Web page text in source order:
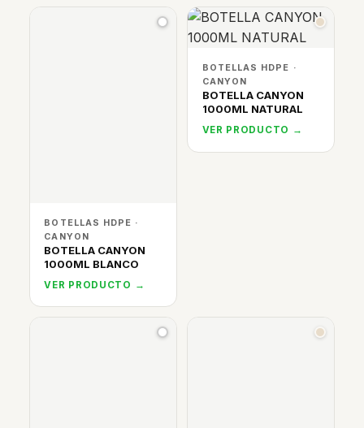
BOTELLAS HDPE ·
CANYON
BOTELLA CANYON
1000ML BLANCO
VER PRODUCTO →
BOTELLAS HDPE ·
CANYON
BOTELLA CANYON
1000ML NATURAL
VER PRODUCTO →